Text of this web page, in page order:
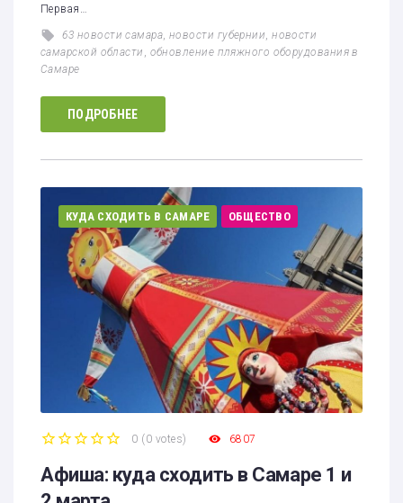
Первая…
63 новости самара,новости губернии,новости
самарской области , обновление пляжного оборудования в
Самаре
ПОДРОБНЕЕ
КУДА СХОДИТЬ В САМАРЕ ОБЩЕСТВО
0 ( 0 votes) 6807
Афиша: куда сходить в Самаре 1 и